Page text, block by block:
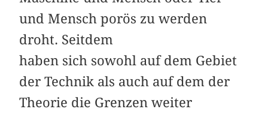
und Mensch porös zu werden
droht. Seitdem
haben sich sowohl auf dem Gebiet
der Technik als auch auf dem der
Theorie die Grenzen weiter